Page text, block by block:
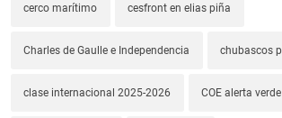
cerco marítimo cesfront en elias piña
Charles de Gaulle e Independencia chubascos
clase internacional 2025-2026 COE alerta verde